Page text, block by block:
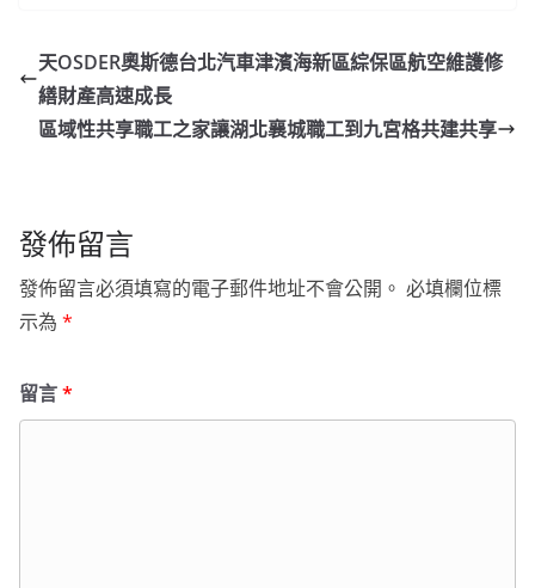
天OSDER奧斯德台北汽車津濱海新區綜保區航空維護修
繕財產高速成長
區域性共享職工之家讓湖北襄城職工到九宮格共建共享
發佈留言
發佈留言必須填寫的電子郵件地址不會公開。 必填欄位標
示為 *
留言*